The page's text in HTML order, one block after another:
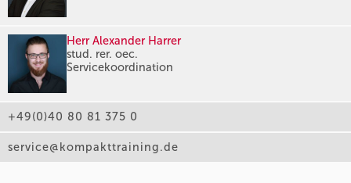
Herr Alexander Harrer
stud. rer. oec.
Servicekoordination
+49(0)40 80 81 375 0
service@kompakttraining.de